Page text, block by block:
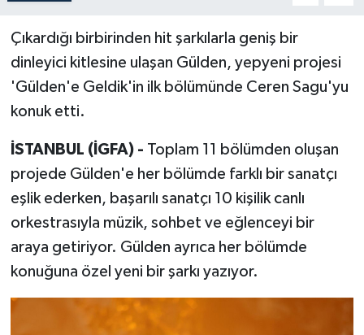
Çıkardığı birbirinden hit şarkılarla geniş bir
dinleyici kitlesine ulaşan Gülden, yepyeni projesi
'Gülden'e Geldik'in ilk bölümünde Ceren Sagu'yu
konuk etti.
İSTANBUL (İGFA) - Toplam 11 bölümden oluşan
projede Gülden'e her bölümde farklı bir sanatçı
eşlik ederken, başarılı sanatçı 10 kişilik canlı
orkestrasıyla müzik, sohbet ve eğlenceyi bir
araya getiriyor. Gülden ayrıca her bölümde
konuğuna özel yeni bir şarkı yazıyor.